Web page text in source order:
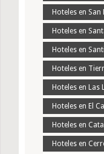
Hoteles en San
Hoteles en
Hoteles en
Hoteles en
Hoteles en Las
Hoteles en El
Hoteles en
Hoteles en